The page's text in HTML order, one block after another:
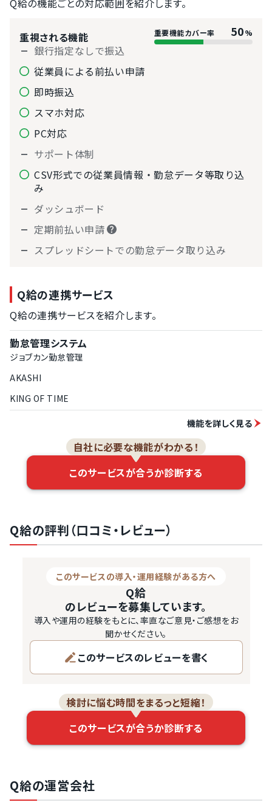
Q給の機能ごとの対応範囲を紹介します。
重視される機能 重要機能カバー率 50%
銀行指定なしで振込
従業員による前払い申請
即時振込
スマホ対応
PC対応
サポート体制
CSV形式での従業員情報・勤怠データ等取り込
み
ダッシュボード
定期前払い申請
スプレッドシートでの勤怠データ取り込み
Q給の連携サービス
Q給の連携サービスを紹介します。
勤怠管理システム
ジョブカン勤怠管理
AKASHI
KING OF TIME
機能を詳しく見る
自社に必要な機能がわかる！
このサービスが合うか診断する
Q給の評判（口コミ・レビュー）
このサービスの導入・運用経験がある方へ
Q給
のレビューを募集しています。
導入や運用の経験をもとに、率直なご意見・ご感想をお
聞かせください。
このサービスのレビューを書く
検討に悩む時間をまるっと短縮！
このサービスが合うか診断する
Q給の運営会社